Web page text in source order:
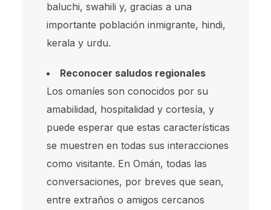
baluchi, swahili y, gracias a una
importante población inmigrante, hindi,
kerala y urdu.
Reconocer saludos regionales
Los omaníes son conocidos por su
amabilidad, hospitalidad y cortesía, y
puede esperar que estas características
se muestren en todas sus interacciones
como visitante. En Omán, todas las
conversaciones, por breves que sean,
entre extraños o amigos cercanos